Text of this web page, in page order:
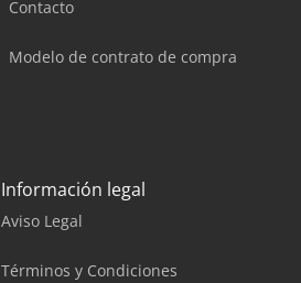
Contacto
Modelo de contrato de compra
Información legal
Aviso Legal
Términos y Condiciones